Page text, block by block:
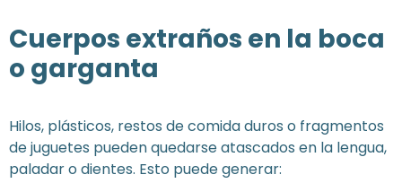
Cuerpos extraños en la boca
o garganta
Hilos, plásticos, restos de comida duros o fragmentos
de juguetes pueden quedarse atascados en la lengua,
paladar o dientes. Esto puede generar: